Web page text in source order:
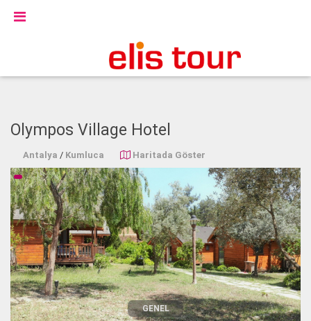
Olympos Village Hotel
Antalya / Kumluca Haritada Göster
GENEL